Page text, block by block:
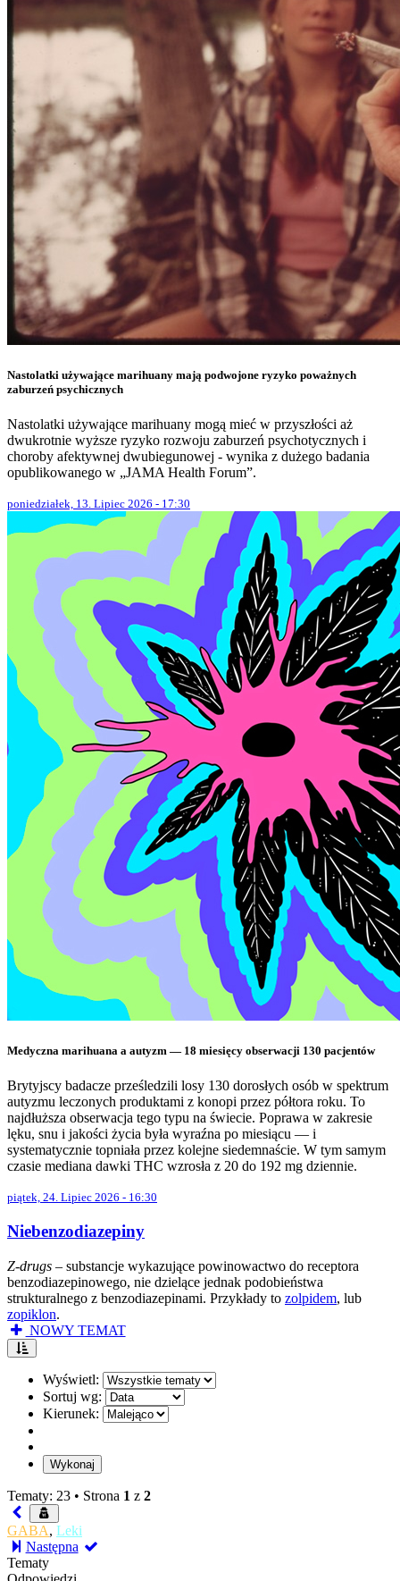
Nastolatki używające marihuany mają podwojone ryzyko poważnych
zaburzeń psychicznych
Nastolatki używające marihuany mogą mieć w przyszłości aż
dwukrotnie wyższe ryzyko rozwoju zaburzeń psychotycznych i
choroby afektywnej dwubiegunowej - wynika z dużego badania
opublikowanego w „JAMA Health Forum”.
poniedziałek, 13. Lipiec 2026 - 17:30
Medyczna marihuana a autyzm — 18 miesięcy obserwacji 130 pacjentów
Brytyjscy badacze prześledzili losy 130 dorosłych osób w spektrum
autyzmu leczonych produktami z konopi przez półtora roku. To
najdłuższa obserwacja tego typu na świecie. Poprawa w zakresie
lęku, snu i jakości życia była wyraźna po miesiącu — i
systematycznie topniała przez kolejne siedemnaście. W tym samym
czasie mediana dawki THC wzrosła z 20 do 192 mg dziennie.
piątek, 24. Lipiec 2026 - 16:30
Niebenzodiazepiny
Z-drugs – substancje wykazujące powinowactwo do receptora
benzodiazepinowego, nie dzielące jednak podobieństwa
strukturalnego z benzodiazepinami. Przykłady to zolpidem, lub
zopiklon.
NOWY TEMAT
Wyświetl:
Sortuj wg:
Kierunek:
Tematy: 23 • Strona 1 z 2
GABA, Leki
Następna
Tematy